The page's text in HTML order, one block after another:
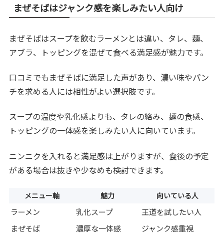
まぜそばはジャンク感を楽しみたい人向け
まぜそばはスープを飲むラーメンとは違い、タレ、麺、
アブラ、トッピングを混ぜて食べる満足感が魅力です。
口コミでもまぜそばに満足した声があり、濃い味やパン
チを求める人には相性がよい選択肢です。
スープの温度や乳化感よりも、タレの絡み、麺の食感、
トッピングの一体感を楽しみたい人に向いています。
ニンニクを入れると満足感は上がりますが、食後の予定
がある場合は抜きや少なめも検討できます。
メニュー軸 魅力 向いている人
ラーメン 乳化スープ
王道を試したい人
まぜそば
濃厚な一体感
ジャンク感重視